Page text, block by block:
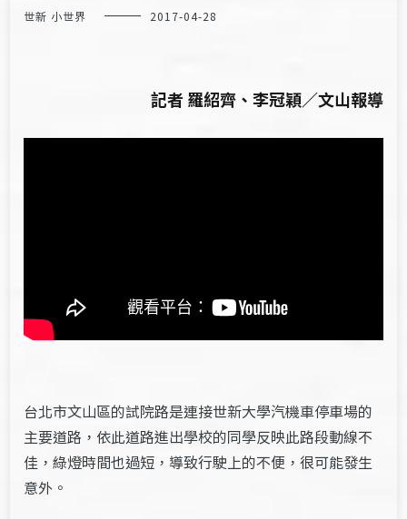
世新 小世界 2017-04-28
記者 羅紹齊、李冠穎／文山報導
台北市文山區的試院路是連接世新大學汽機車停車場的
主要道路，依此道路進出學校的同學反映此路段動線不
佳，綠燈時間也過短，導致行駛上的不便，很可能發生
意外。